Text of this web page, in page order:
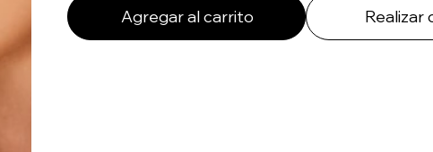
Agregar al carrito Realizar